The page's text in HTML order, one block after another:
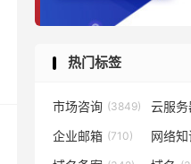
热门标签
市场咨询 (3849) 云服务
企业邮箱 (710) 网络知